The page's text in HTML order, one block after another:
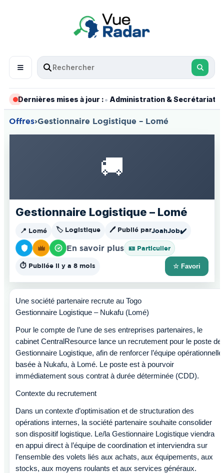
Dernières mises à jour :• Administration & Secrétariat
Offres›Gestionnaire Logistique – Lomé
🚚
Gestionnaire Logistique – Lomé
📍 Lomé 🏷️ Logistique 🖊️ Publié parJoahJob✔️
En savoir plus 🪪 Particulier
⏱️ Publiée il y a 8 mois ☆ Favori
Une société partenaire recrute au Togo
Gestionnaire Logistique – Nukafu (Lomé)
Pour le compte de l’une de ses entreprises partenaires, le
cabinet CentralResource lance un recrutement pour le poste de
Gestionnaire Logistique, afin de renforcer l’équipe opérationnelle
basée à Nukafu, à Lomé. Le poste est à pourvoir
immédiatement sous contrat à durée déterminée (CDD).
Contexte du recrutement
Dans un contexte d’optimisation et de structuration des
opérations internes, la société partenaire souhaite consolider
son dispositif logistique. Le/la Gestionnaire Logistique viendra
en appui direct à l’équipe de coordination et interviendra sur
l’ensemble des volets liés aux achats, aux équipements, aux
stocks, aux moyens roulants et aux services généraux.